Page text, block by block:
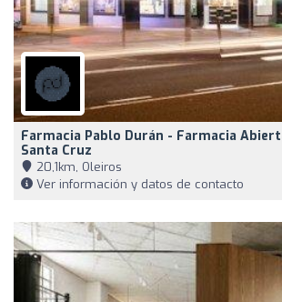
Farmacia Pablo Durán - Farmacia
Santa Cruz
20,1km, Oleiros
Ver información y datos de contacto